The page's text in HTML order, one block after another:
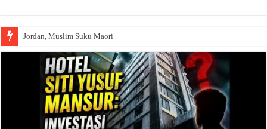
Jordan, Muslim Suku Maori